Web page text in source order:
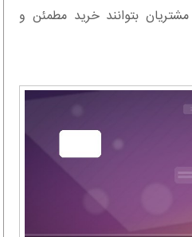
بتوانند خرید مطمئن و